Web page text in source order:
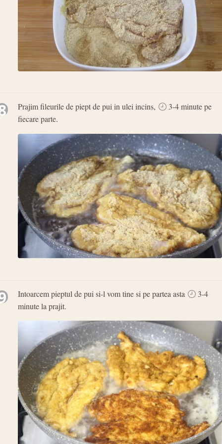
Prajim fileurile de piept de pui in ulei incins,
3-4 minute pe
fiecare parte.
Intoarcem pieptul de pui si-l vom tine si pe partea asta
3-4
minute la prajit.